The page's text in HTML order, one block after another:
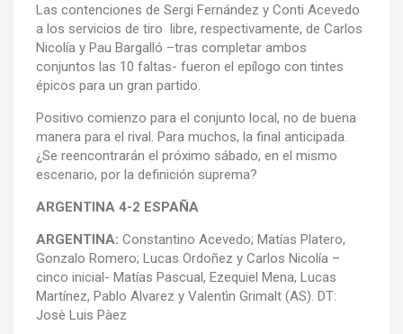
Las contenciones de Sergi Fernández y Conti Acevedo
a los servicios de tiro libre, respectivamente, de Carlos
Nicolía y Pau Bargalló –tras completar ambos
conjuntos las 10 faltas- fueron el epílogo con tintes
épicos para un gran partido.
Positivo comienzo para el conjunto local, no de buena
manera para el rival. Para muchos, la final anticipada.
¿Se reencontrarán el próximo sábado, en el mismo
escenario, por la definición suprema?
ARGENTINA 4-2 ESPAÑA
ARGENTINA: Constantino Acevedo; Matías Platero,
Gonzalo Romero; Lucas Ordoñez y Carlos Nicolía –
cinco inicial- Matías Pascual, Ezequiel Mena, Lucas
Martínez, Pablo Alvarez y Valentìn Grimalt (AS). DT:
Josè Luis Pàez